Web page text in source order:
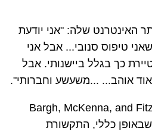
האינטרנט שלה: "אני יודעת
טיפוס סנובי... אבל אני
כך בגלל ביישנותי. אבל
אוהב... ...משעשע וחברותי".
Bargh, McKenna, and
כללי, התקשורת